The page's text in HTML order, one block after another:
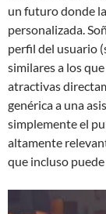
un futuro donde
personalizada.
perfil del usuario
similares a los
atractivas
genérica a una
simplemente el
altamente
que incluso